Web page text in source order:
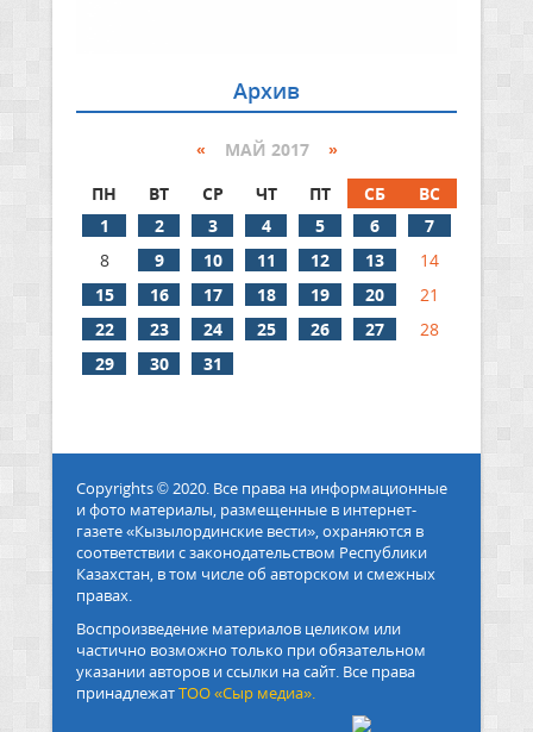
Архив
« МАЙ 2017 »
ПН
ВТ СР ЧТ ПТ СБ
ВС
1
2 3 4 5 6
7
8
9 10 11 12 13
14
15
16 17 18 19 20
21
22
23 24 25 26 27
28
29
30 31
Copyrights © 2020. Все права на информационные
и фото материалы, размещенные в интернет-
газете «Кызылординские вести», охраняются в
соответствии с законодательством Республики
Казахстан, в том числе об авторском и смежных
правах.
Воспроизведение материалов целиком или
частично возможно только при обязательном
указании авторов и ссылки на сайт. Все права
принадлежатТОО «Сыр медиа».